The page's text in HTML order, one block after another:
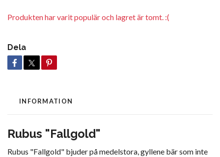
Produkten har varit populär och lagret är tomt. :(
Dela
INFORMATION
Rubus "Fallgold"
Rubus "Fallgold" bjuder på medelstora, gyllene bär som inte